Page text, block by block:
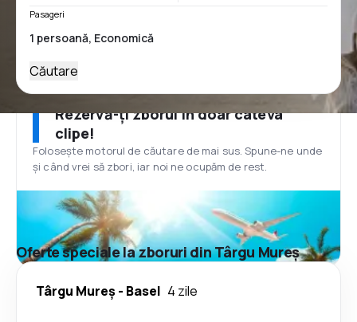
Pasageri
Căutare
Rezervă-ți zborul în doar câteva
clipe!
Folosește motorul de căutare de mai sus. Spune-ne unde
și când vrei să zbori, iar noi ne ocupăm de rest.
Oferte speciale la zboruri din Târgu Mureș
Târgu Mureș - Basel 4 zile